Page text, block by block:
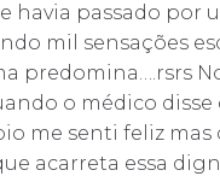
havia passado por
mil sensações
predomina….rsrs
o médico
me senti feliz
acarreta essa